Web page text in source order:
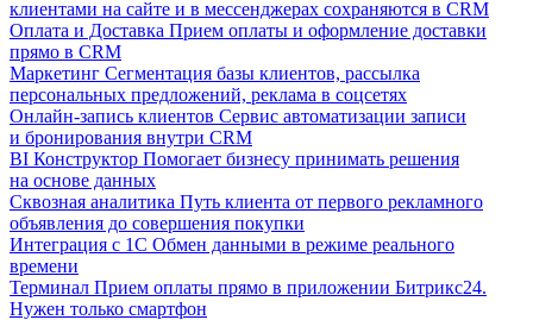
клиентами на сайте и в мессенджерах сохраняются в CRM
Оплата и Доставка Прием оплаты и оформление доставки
прямо в CRM
Маркетинг Сегментация базы клиентов, рассылка
персональных предложений, реклама в соцсетях
Онлайн-запись клиентов Сервис автоматизации записи
и бронирования внутри CRM
BI Конструктор Помогает бизнесу принимать решения
на основе данных
Сквозная аналитика Путь клиента от первого рекламного
объявления до совершения покупки
Интеграция с 1С Обмен данными в режиме реального
времени
Терминал Прием оплаты прямо в приложении Битрикс24.
Нужен только смартфон